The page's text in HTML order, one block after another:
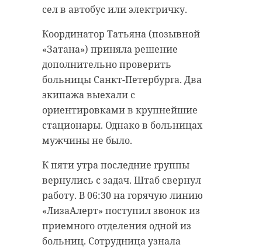
сел в автобус или электричку.
Координатор Татьяна (позывной
«Затана») приняла решение
дополнительно проверить
больницы Санкт-Петербурга. Два
экипажа выехали с
ориентировками в крупнейшие
стационары. Однако в больницах
мужчины не было.
К пяти утра последние группы
вернулись с задач. Штаб свернул
работу. В 06:30 на горячую линию
«ЛизаАлерт» поступил звонок из
приемного отделения одной из
больниц. Сотрудница узнала
https://t.me/drozdenko_au_lo/10274
александр дрозденко
БАРС «Ленинградец»